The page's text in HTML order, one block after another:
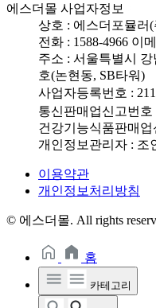
에스더몰 사업자정보
상호 : 에스더포뮬러(
전화 : 1588-4966 이
주소 : 서울특별시
호(논현동, SB타워)
사업자등록번호 :
통신판매업신고번호
건강기능식품판매업
개인정보관리자 : 조
이용약관
개인정보처리방침
© 에스더몰. All rights
홈
카테고리